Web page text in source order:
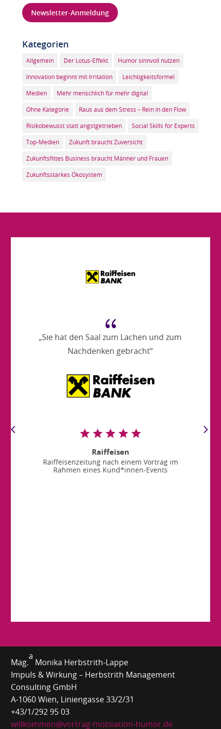
Newsletter-Anmeldung
Kategorien
Allgemein Der Lotus-Effekt Humor sinnvoll nutzen
Innovation beginnt mit Irritation Leichtigkeitsformel
Medien Mehr menschlich für mehr digital
Ohne Kategorie Raus aus dem Stress – Rein in den Flow
Risikobewusst statt angstgetrieben Social Skills for Experts
Top-Medien Zukunft braucht Zuversicht
Zukunftsfittes Business braucht Männer und Frauen
Zukunftsstarkes Ökosystem
{
„Sie hat den Saal zum Lachen und zum
Nachdenken gebracht“
Raiffeisen
Raiffeisenzeitung nach einem Vortrag im
Rahmen eines Kund*innen-Events
Mag.
a
Monika Herbstrith-Lappe
Impuls & Wirkung – Herbstrith Management
Consulting GmbH
A-1060 Wien, Liniengasse 33/2/31
+43/1/292 95 03
willkommen@vortrag-motivation-humor.de